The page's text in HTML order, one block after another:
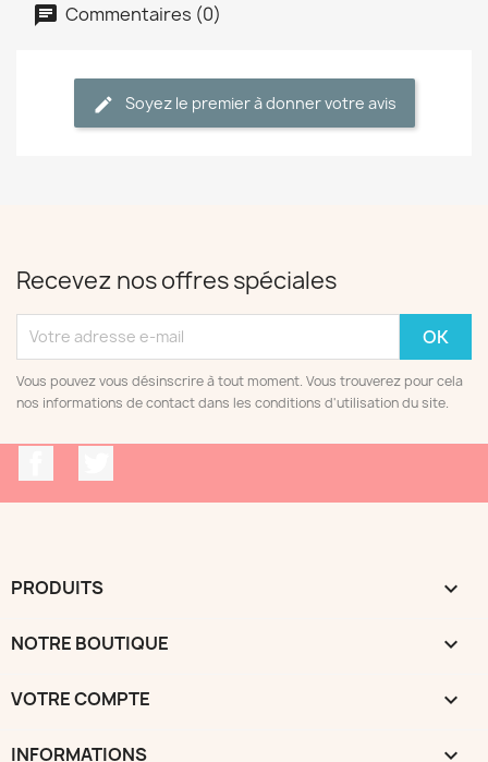
Commentaires (0)
Soyez le premier à donner votre avis
Recevez nos offres spéciales
Vous pouvez vous désinscrire à tout moment. Vous trouverez pour cela
nos informations de contact dans les conditions d'utilisation du site.
PRODUITS 
NOTRE BOUTIQUE 
VOTRE COMPTE 
INFORMATIONS keyboard_arrow_down